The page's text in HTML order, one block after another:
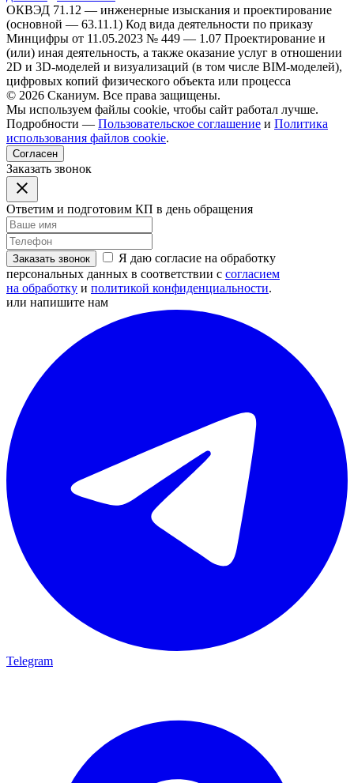
ОКВЭД 71.12 — инженерные изыскания и проектирование
(основной — 63.11.1) Код вида деятельности по приказу
Минцифры от 11.05.2023 № 449 — 1.07 Проектирование и
(или) иная деятельность, а также оказание услуг в отношении
2D и 3D-моделей и визуализаций (в том числе BIM-моделей),
цифровых копий физического объекта или процесса
© 2026 Сканиум. Все права защищены.
Мы используем файлы cookie, чтобы сайт работал лучше.
Подробности — Пользовательское соглашение и Политика
использования файлов cookie.
Согласен
Заказать звонок
Ответим и подготовим КП в день обращения
Заказать звонок
Я даю согласие на обработку
персональных данных в соответствии с согласием
на обработку и политикой конфиденциальности.
или напишите нам
Telegram